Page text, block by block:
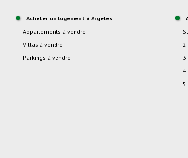
Acheter un logement à Argeles
Appartements à vendre
Villas à vendre
Parkings à vendre